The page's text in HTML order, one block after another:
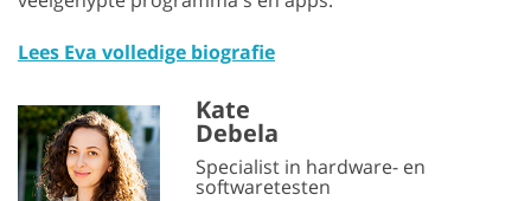
Lees Eva volledige biografie
Kate
Debela
Specialist in hardware- en
softwaretesten